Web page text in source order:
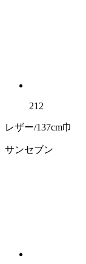
212
レザー/137cm巾
サンセブン